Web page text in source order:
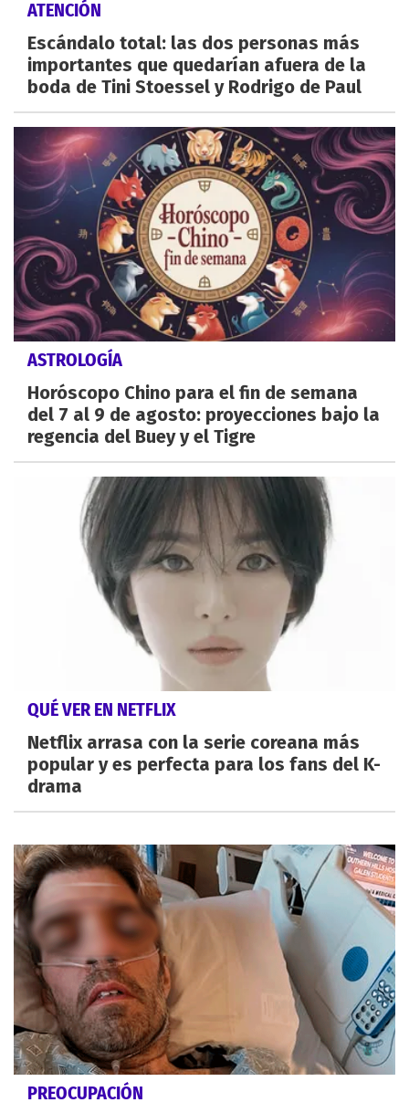
ATENCIÓN
Escándalo total: las dos personas más
importantes que quedarían afuera de la
boda de Tini Stoessel y Rodrigo de Paul
ASTROLOGÍA
Horóscopo Chino para el fin de semana
del 7 al 9 de agosto: proyecciones bajo la
regencia del Buey y el Tigre
QUÉ VER EN NETFLIX
Netflix arrasa con la serie coreana más
popular y es perfecta para los fans del K-
drama
PREOCUPACIÓN